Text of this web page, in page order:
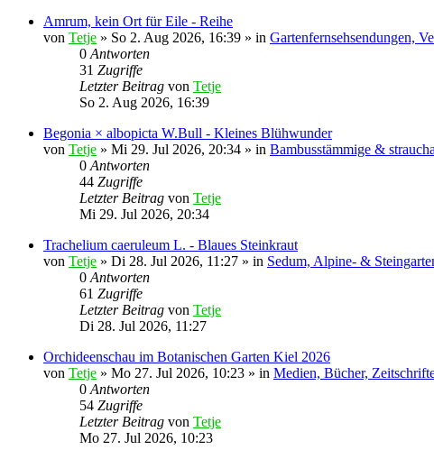
Amrum, kein Ort für Eile - Reihe
von Tetje » So 2. Aug 2026, 16:39 » in Gartenfernsehsendungen,
0 Antworten
31 Zugriffe
Letzter Beitrag von Tetje
So 2. Aug 2026, 16:39
Begonia × albopicta W.Bull - Kleines Blühwunder
von Tetje » Mi 29. Jul 2026, 20:34 » in Bambusstämmige &
0 Antworten
44 Zugriffe
Letzter Beitrag von Tetje
Mi 29. Jul 2026, 20:34
Trachelium caeruleum L. - Blaues Steinkraut
von Tetje » Di 28. Jul 2026, 11:27 » in Sedum, Alpine- &
0 Antworten
61 Zugriffe
Letzter Beitrag von Tetje
Di 28. Jul 2026, 11:27
Orchideenschau im Botanischen Garten Kiel 2026
von Tetje » Mo 27. Jul 2026, 10:23 » in Medien, Bücher,
0 Antworten
54 Zugriffe
Letzter Beitrag von Tetje
Mo 27. Jul 2026, 10:23